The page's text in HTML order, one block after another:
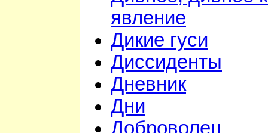
явление
Дикие гуси
Диссиденты
Дневник
Дни
Доброволец